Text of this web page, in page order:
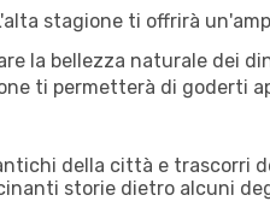
stagione ti offrirà
la bellezza naturale dei
ti permetterà di goderti
della città e trascorri
storie dietro alcuni